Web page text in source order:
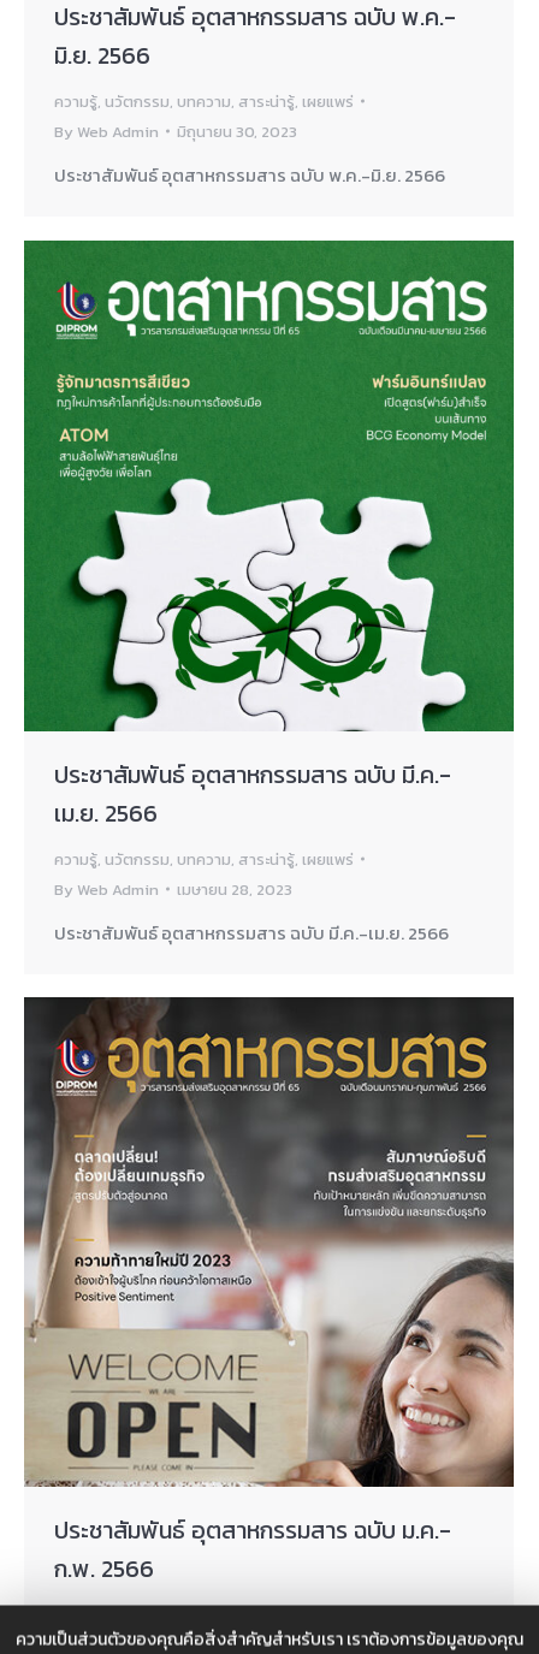
ความเป็นส่วนตัวของคุณคือสิ่งสำคัญสำหรับเรา เราต้องการข้อมูลของคุณ
ประชาสัมพันธ์ อุตสาหกรรมสาร ฉบับ พ.ค.-
มิ.ย. 2566
ความรู้, นวัตกรรม, บทความ, สาระน่ารู้, เผยแพร่
By Web Admin มิถุนายน 30, 2023
ประชาสัมพันธ์ อุตสาหกรรมสาร ฉบับ พ.ค.-มิ.ย. 2566
ประชาสัมพันธ์ อุตสาหกรรมสาร ฉบับ มี.ค.-
เม.ย. 2566
ความรู้, นวัตกรรม, บทความ, สาระน่ารู้, เผยแพร่
By Web Admin เมษายน 28, 2023
ประชาสัมพันธ์ อุตสาหกรรมสาร ฉบับ มี.ค.-เม.ย. 2566
ประชาสัมพันธ์ อุตสาหกรรมสาร ฉบับ ม.ค.-
ก.พ. 2566
ByWeb Admin กุมภาพันธ์ 27, 2023